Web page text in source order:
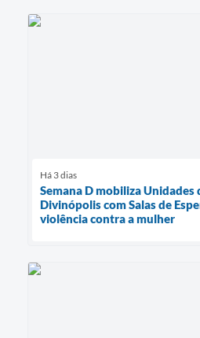
Há 3 dias
Semana D mobiliza Unidades
Divinópolis com Salas de
violência contra a mulher